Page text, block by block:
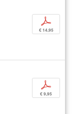
p
€ 14,95
p
€ 9,95